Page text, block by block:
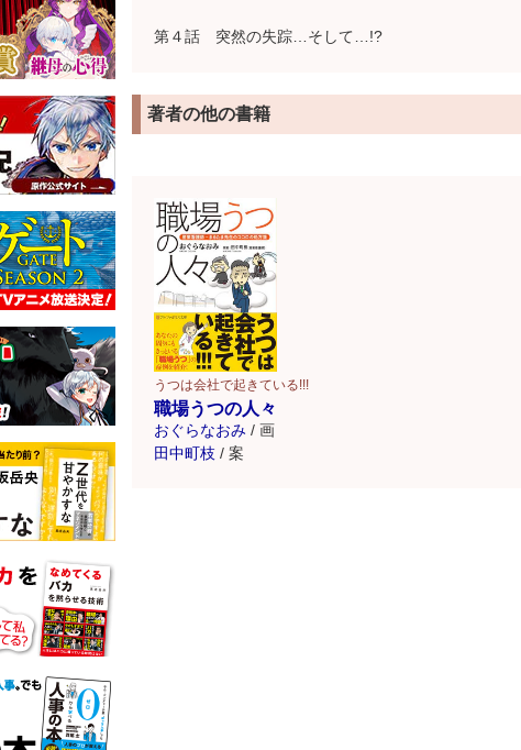
第４話 突然の失踪…そして…!?
第６話 フィナーレの瞬間
第８話 職場用の仮面
第９話 仕事のできない上司にはつきあえない！
第10話 これも一種のパワハラ？
第11話 長すぎる新婚旅行
第12話 「がんばります」しか言えない
第13話 失恋娘
著者の他の書籍
うつは会社で起きている!!!
職場うつの人々
おぐらなおみ / 画
田中町枝 / 案